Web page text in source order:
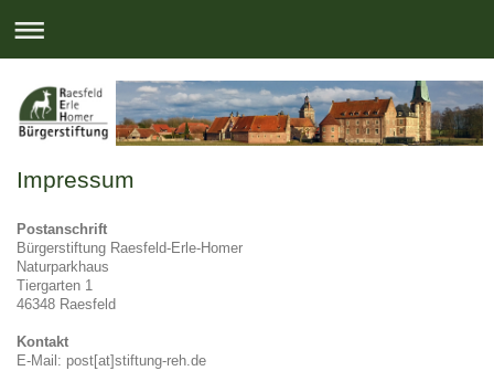
Impressum
Postanschrift
Bürgerstiftung Raesfeld-Erle-Homer
Naturparkhaus
Tiergarten 1
46348 Raesfeld
Kontakt
E-Mail: post[at]stiftung-reh.de